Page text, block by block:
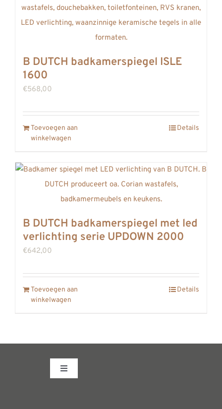
B DUTCH badkamerspiegel ISLE
1600
€568,00
Toevoegen aan
winkelwagen
Details
B DUTCH badkamerspiegel met led
verlichting serie UPDOWN 2000
€642,00
Toevoegen aan
winkelwagen
Details
Toggle